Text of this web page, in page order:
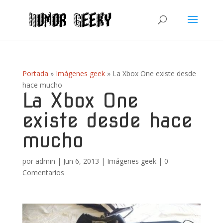
Portada » Imágenes geek» La Xbox One existe desde
hace mucho
La Xbox One
existe desde hace
mucho
por admin | Jun 6, 2013 | Imágenes geek| 0
Comentarios